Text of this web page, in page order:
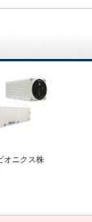
オニクス株